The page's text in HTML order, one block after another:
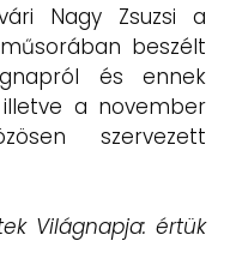
Nagy Zsuzsi a
beszélt
és ennek
a november
szervezett
Világnapja: értük